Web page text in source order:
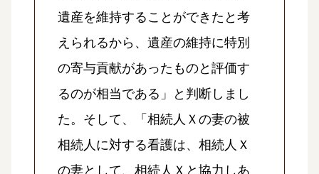
遺産を維持することができたと考
えられるから、遺産の維持に特別
の寄与貢献があったものと評価す
るのが相当である」と判断しまし
た。そして、「相続人Ｘの妻の被
相続人に対する看護は、相続人Ｘ
の妻として、相続人Ｘと協力しあ